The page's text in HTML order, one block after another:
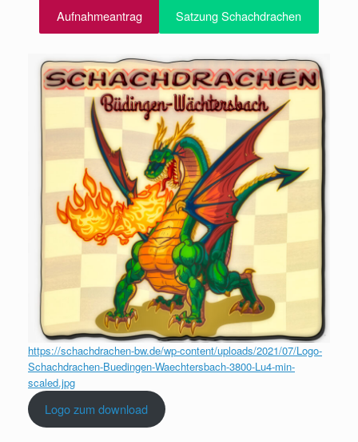
Aufnahmeantrag Satzung Schachdrachen
https://schachdrachen-bw.de/wp-content/uploads/2021/07/Logo-
Schachdrachen-Buedingen-Waechtersbach-3800-Lu4-min-
scaled.jpg
Logo zum download